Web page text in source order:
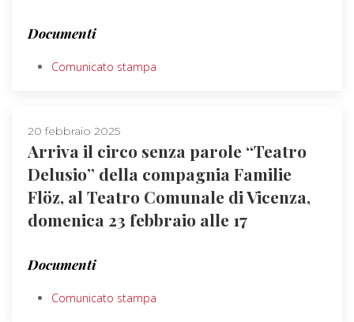
Documenti
Comunicato stampa
20 febbraio 2025
Arriva il circo senza parole “Teatro
Delusio” della compagnia Familie
Flöz, al Teatro Comunale di Vicenza,
domenica 23 febbraio alle 17
Documenti
Comunicato stampa